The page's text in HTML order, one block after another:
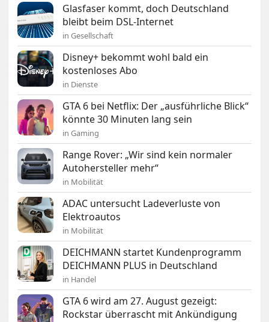
Glasfaser kommt, doch Deutschland
bleibt beim DSL-Internet
in Gesellschaft
Disney+ bekommt wohl bald ein
kostenloses Abo
in Dienste
GTA 6 bei Netflix: Der „ausführliche Blick“
könnte 30 Minuten lang sein
in Gaming
Range Rover: „Wir sind kein normaler
Autohersteller mehr“
in Mobilität
ADAC untersucht Ladeverluste von
Elektroautos
in Mobilität
DEICHMANN startet Kundenprogramm
DEICHMANN PLUS in Deutschland
in Handel
GTA 6 wird am 27. August gezeigt:
Rockstar überrascht mit Ankündigung